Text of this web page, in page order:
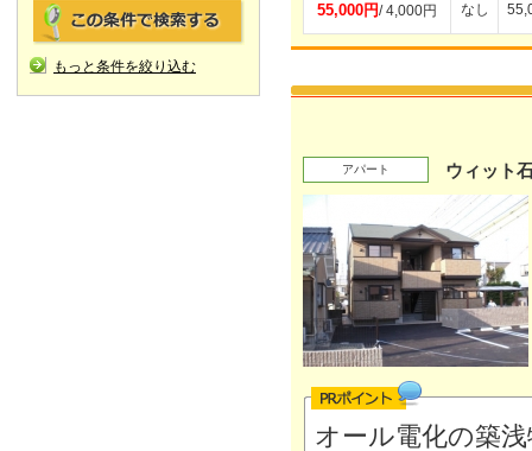
もっと条件を絞り込む
55,000円/ 4,000円 なし
アパート ウィット
オール電化の築